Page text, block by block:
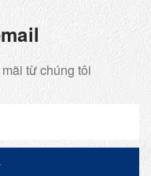
từ chúng tôi